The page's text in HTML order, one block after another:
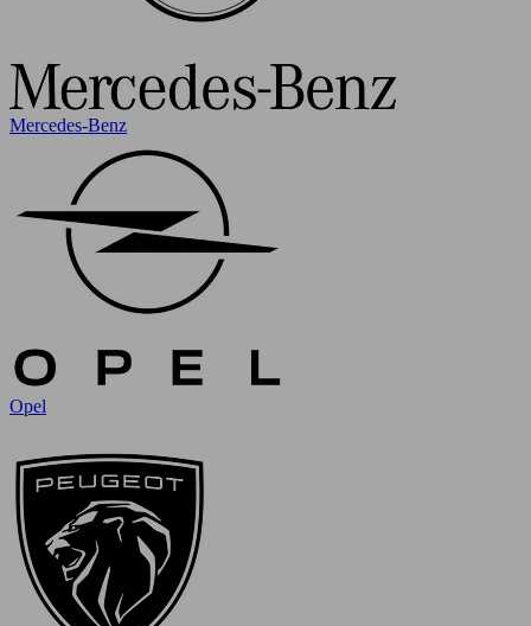
Mercedes-Benz
Opel